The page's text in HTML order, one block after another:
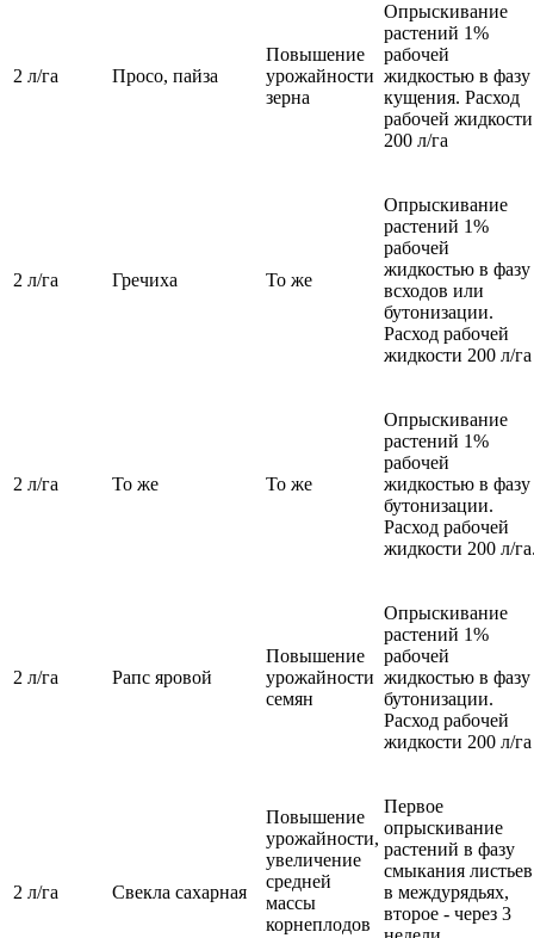
2 л/га Просо, пайза
Повышение
урожайности
зерна
Опрыскивание
растений 1%
рабочей
жидкостью в фазу
кущения. Расход
рабочей жидкости
200 л/га
2 л/га Гречиха То же
Опрыскивание
растений 1%
рабочей
жидкостью в фазу
всходов или
бутонизации.
Расход рабочей
жидкости 200 л/га
2 л/га То же То же
Опрыскивание
растений 1%
рабочей
жидкостью в фазу
бутонизации.
Расход рабочей
жидкости 200 л/
2 л/га Рапс яровой
Повышение
урожайности
семян
Опрыскивание
растений 1%
рабочей
жидкостью в фазу
бутонизации.
Расход рабочей
жидкости 200 л/га
2 л/га Свекла сахарная
Повышение
урожайности,
увеличение
средней
массы
корнеплодов
Первое
опрыскивание
растений в фазу
смыкания листьев
в междурядьях,
второе - через 3